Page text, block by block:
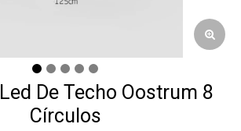
De Techo Oostrum 8
Círculos